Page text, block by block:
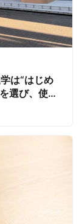
は“はじめ
選び、使う
でアピール